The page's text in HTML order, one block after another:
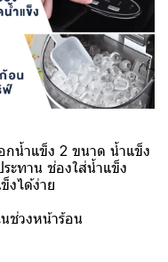
กน้ำแข็ง 2 ขนาด น้ำแข็ง
ะทาน ช่องใส่น้ำแข็ง
งได้ง่าย
ช่วงหน้าร้อน